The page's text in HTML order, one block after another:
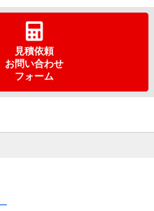
見積依頼
お問い合わせ
フォーム